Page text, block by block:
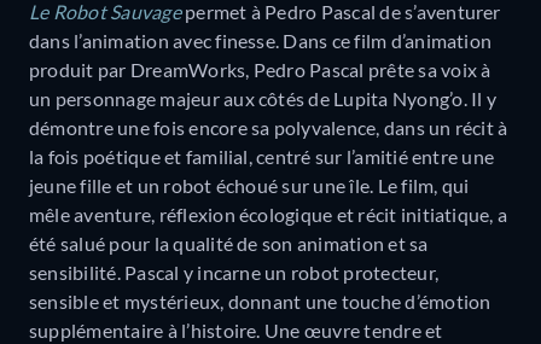
Le Robot Sauvagepermet à Pedro Pascal de s’aventurer
dans l’animation avec finesse. Dans ce film d’animation
produit par DreamWorks, Pedro Pascal prête sa voix à
un personnage majeur aux côtés de Lupita Nyong’o. Il y
démontre une fois encore sa polyvalence, dans un récit à
la fois poétique et familial, centré sur l’amitié entre une
jeune fille et un robot échoué sur une île. Le film, qui
mêle aventure, réflexion écologique et récit initiatique, a
été salué pour la qualité de son animation et sa
sensibilité. Pascal y incarne un robot protecteur,
sensible et mystérieux, donnant une touche d’émotion
supplémentaire à l’histoire. Une œuvre tendre et